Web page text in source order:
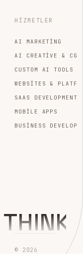
HIZMETLER
AI MARKETING
AI CREATIVE & CGI
CUSTOM AI TOOLS
WEBSITES &
SAAS DEVELOPMENT
MOBILE APPS
BUSINESS
© 2026